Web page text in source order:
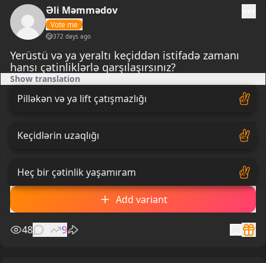
Əli Məmmədov
Vote me
372 days ago
Yerüstü və ya yeraltı keçiddən istifadə zamanı
hansı çətinliklərlə qarşılaşırsınız?
Show translation
Pilləkən və ya lift çatışmazlığı
Keçidlərin uzaqlığı
Heç bir çətinlik yaşamıram
Add variant
48 9